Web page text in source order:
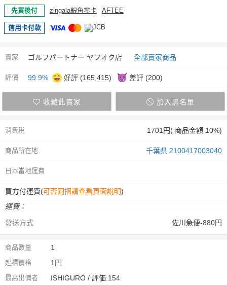
先買後付 zingala銀角零卡 AFTEE
信用卡付款
賣家 ゴルフパートナー ヤフオク店 全部賣家商品
評價 99.9% 好評 (165,415) 差評 (200)
收藏此賣家 加入黑名單
消費稅 1701円( 商品金額 10%)
商品所在地 千葉県 2100417003040
日本當地運費
買方付運費(可否同捆請查看頁面說明)
運費：
發送方式
佐川急便-880円
商品數量 1
起標價格 1円
最高出價者 ISHIGURO / 評価:154